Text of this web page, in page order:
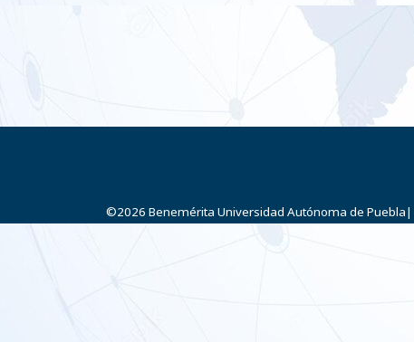
©2026 Benemérita Universidad Autónoma de Puebla|